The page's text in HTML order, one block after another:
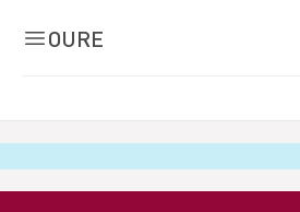
OURE